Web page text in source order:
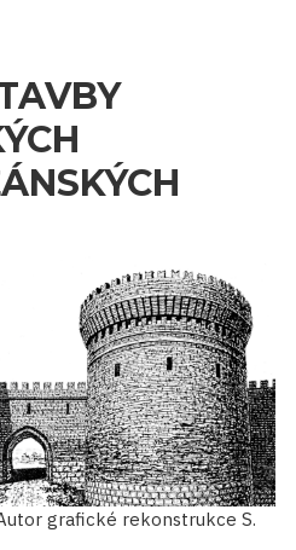
grafické rekonstrukce S.